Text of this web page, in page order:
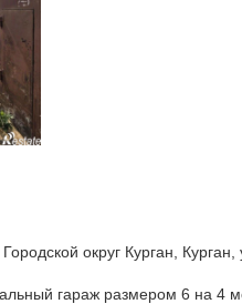
Городской округ Курган,
гараж размером 6 на 4